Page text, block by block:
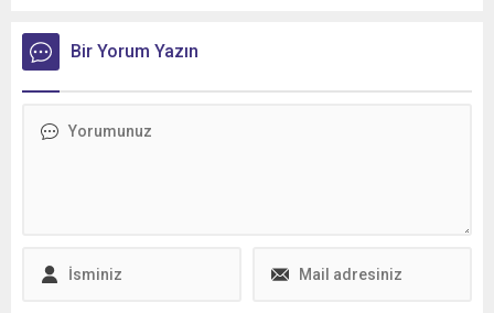
Bir Yorum Yazın